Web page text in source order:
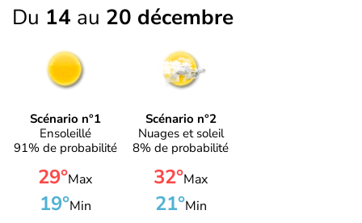
Du 14 au 20 décembre
Scénario n°1
Ensoleillé
91% de probabilité
29°Max
19°Min
Scénario n°2
Nuages et soleil
8% de probabilité
32°Max
21°Min